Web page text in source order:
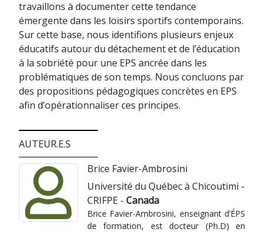
travaillons à documenter cette tendance
émergente dans les loisirs sportifs contemporains.
Sur cette base, nous identifions plusieurs enjeux
éducatifs autour du détachement et de l’éducation
à la sobriété pour une EPS ancrée dans les
problématiques de son temps. Nous concluons par
des propositions pédagogiques concrètes en EPS
afin d’opérationnaliser ces principes.
AUTEUR.E.S
Brice Favier-Ambrosini
Université du Québec à Chicoutimi -
CRIFPE - Canada
Brice Favier-Ambrosini, enseignant d’ÉPS
de formation, est docteur (Ph.D) en